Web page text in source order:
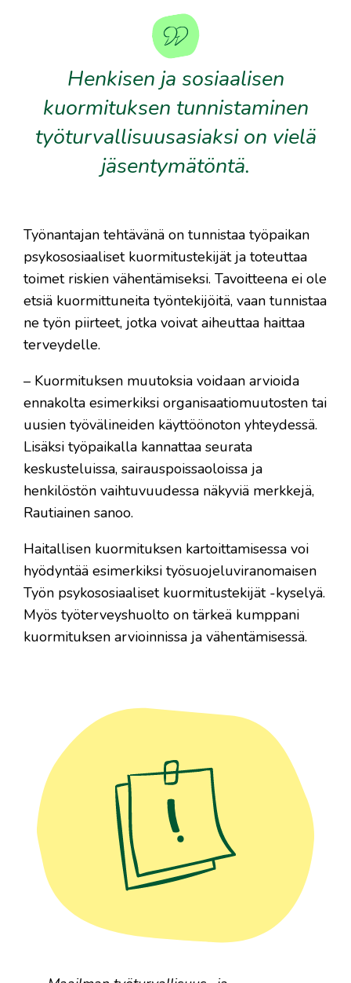
Henkisen ja sosiaalisen
kuormituksen tunnistaminen
työturvallisuusasiaksi on vielä
jäsentymätöntä.
Työnantajan tehtävänä on tunnistaa työpaikan
psykososiaaliset kuormitustekijät ja toteuttaa
toimet riskien vähentämiseksi. Tavoitteena ei ole
etsiä kuormittuneita työntekijöitä, vaan tunnistaa
ne työn piirteet, jotka voivat aiheuttaa haittaa
terveydelle.
– Kuormituksen muutoksia voidaan arvioida
ennakolta esimerkiksi organisaatiomuutosten tai
uusien työvälineiden käyttöönoton yhteydessä.
Lisäksi työpaikalla kannattaa seurata
keskusteluissa, sairauspoissaoloissa ja
henkilöstön vaihtuvuudessa näkyviä merkkejä,
Rautiainen sanoo.
Haitallisen kuormituksen kartoittamisessa voi
hyödyntää esimerkiksi työsuojeluviranomaisen
Työn psykososiaaliset kuormitustekijät -kyselyä.
Myös työterveyshuolto on tärkeä kumppani
kuormituksen arvioinnissa ja vähentämisessä.